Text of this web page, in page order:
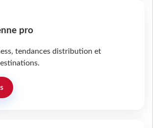
pro
tendances distribution et